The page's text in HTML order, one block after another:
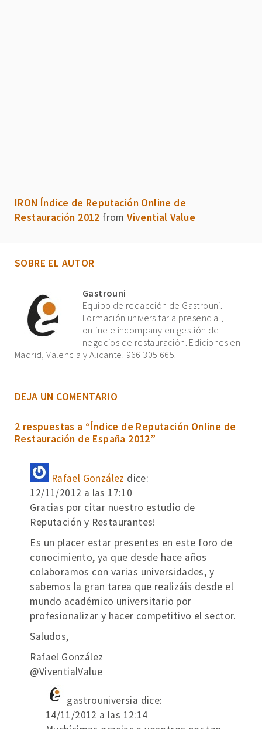
IRON Índice de Reputación Online de
Restauración 2012 fromVivential Value
SOBRE EL AUTOR
Gastrouni
Equipo de redacción de Gastrouni.
Formación universitaria presencial,
online e incompany en gestión de
negocios de restauración. Ediciones en
Madrid, Valencia y Alicante. 966 305 665.
DEJA UN COMENTARIO
2 respuestas a “Índice de Reputación Online de
Restauración de España 2012”
Rafael González dice:
12/11/2012 a las 17:10
Gracias por citar nuestro estudio de
Reputación y Restaurantes!
Es un placer estar presentes en este foro de
conocimiento, ya que desde hace años
colaboramos con varias universidades, y
sabemos la gran tarea que realizáis desde el
mundo académico universitario por
profesionalizar y hacer competitivo el sector.
Saludos,
Rafael González
@ViventialValue
gastrouniversia dice:
14/11/2012 a las 12:14